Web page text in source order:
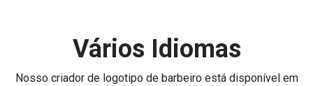
Vários Idiomas
Nosso criador de logotipo de barbeiro está disponível em